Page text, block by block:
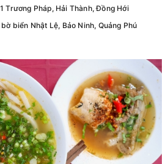
Pháp, Hải Thành, Đồng Hới
biển Nhật Lệ, Bảo Ninh, Quảng Phú